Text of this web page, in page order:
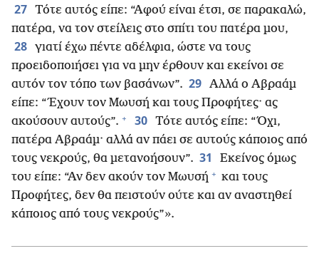
27 Τότε αυτός είπε: “Αφού είναι έτσι, σε παρακαλώ,
πατέρα, να τον στείλεις στο σπίτι του πατέρα μου,
28 γιατί έχω πέντε αδέλφια, ώστε να τους
προειδοποιήσει για να μην έρθουν και εκείνοι σε
αυτόν τον τόπο των βασάνων”. 29 Αλλά ο Αβραάμ
είπε: “Έχουν τον Μωυσή και τους Προφήτες· ας
ακούσουν αυτούς”. + 30 Τότε αυτός είπε: “Όχι,
πατέρα Αβραάμ· αλλά αν πάει σε αυτούς κάποιος από
τους νεκρούς, θα μετανοήσουν”. 31
Εκείνος όμως
του είπε: “Αν δεν ακούν τον Μωυσή + και τους
Προφήτες, δεν θα πειστούν ούτε και αν αναστηθεί
κάποιος από τους νεκρούς”».